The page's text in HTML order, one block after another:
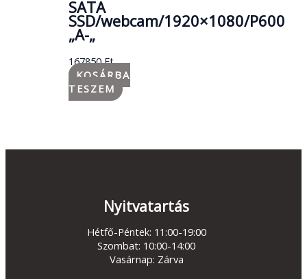
SATA
SSD/webcam/1920×1080/P600
„A-„
167850Ft
KOSÁRBA
TESZEM
Nyitvatartás
Hétfő-Péntek: 11:00-19:00
Szombat: 10:00-14:00
Vasárnap: Zárva